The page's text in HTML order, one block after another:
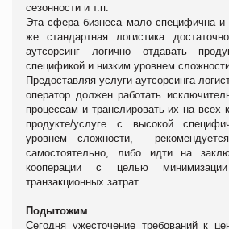
сезонности и т.п.
Эта сфера бизнеса мало специфична и
же стандартная логистика
аутсорсинг логично отдавать
спецификой и низким уровнем
Предоставляя услуги аутсорсинга
оператор должен работать
процессам и транслировать их на всех
продукте/услуге с высокой
уровнем сложности,
самостоятельно, либо идти на
кооперации с целью
транзакционных затрат.
Подытожим
Сегодня ужесточение требований к